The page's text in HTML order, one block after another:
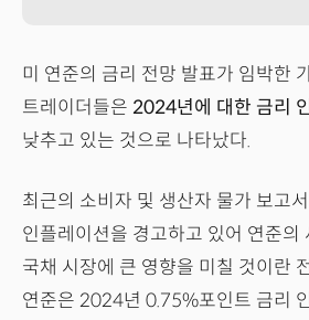
미 연준의 금리 전망 발표가 임박한
트레이더들은 2024년에 대한 금리
낮추고 있는 것으로 나타났다.
최근의 소비자 및 생산자 물가 보고
인플레이션을 경고하고 있어 연준의
국채 시장에 큰 영향을 미칠 것이란
연준은 2024년 0.75%포인트 금리